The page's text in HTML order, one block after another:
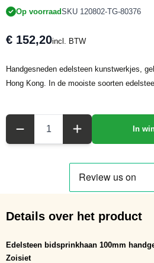
Op voorraadSKU 120802-TG-80376
€ 152,20incl. BTW
Handgesneden edelsteen kunstwerkjes,
Hong Kong. In de mooiste soorten
In
Details over het product
Edelsteen bidsprinkhaan 100mm
Zoisiet